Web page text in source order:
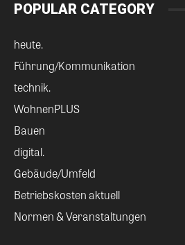
POPULAR CATEGORY
heute.
Führung/Kommunikation
technik.
WohnenPLUS
Bauen
digital.
Gebäude/Umfeld
Betriebskosten aktuell
Normen & Veranstaltungen